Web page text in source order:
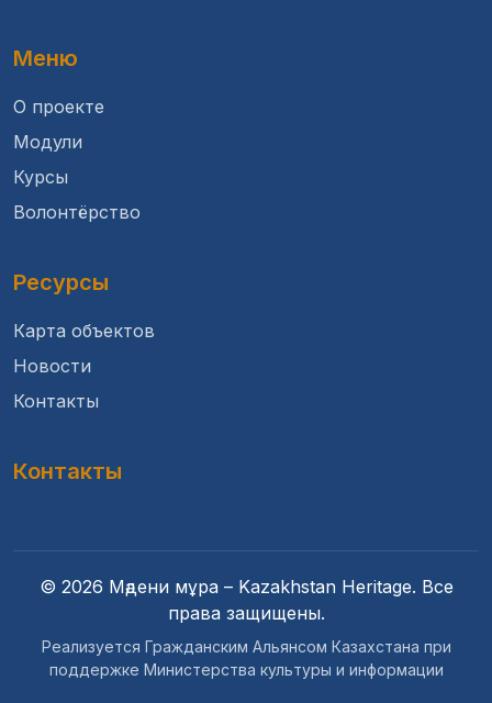
Меню
О проекте
Модули
Курсы
Волонтёрство
Ресурсы
Карта объектов
Новости
Контакты
Контакты
© 2026 Мәдени мұра – Kazakhstan Heritage. Все
права защищены.
Реализуется Гражданским Альянсом Казахстана при
поддержке Министерства культуры и информации